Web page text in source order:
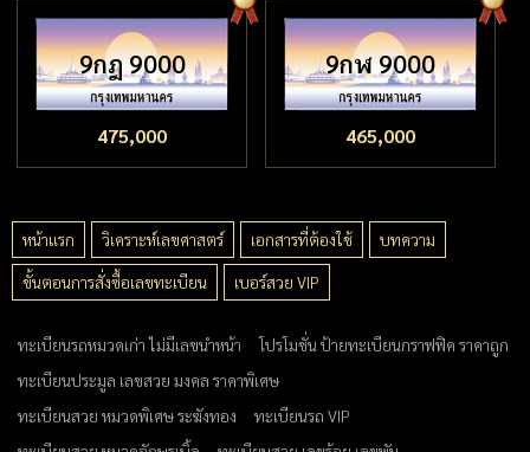
9กฎ 9000
475,000
9กฬ 9000
465,000
หน้าแรก วิเคราะห์เลขศาสตร์ เอกสารที่ต้องใช้
บทความ
ขั้นตอนการสั่งซื้อเลขทะเบียน
เบอร์สวย VIP
ทะเบียนรถหมวดเก่า ไม่มีเลขนำหน้า
โปรโมชั่น ป้ายทะเบียนกราฟฟิค ราคาถูก
ทะเบียนประมูล เลขสวย มงคล ราคาพิเศษ
ทะเบียนสวย หมวดพิเศษ ระฆังทอง
ทะเบียนรถ VIP